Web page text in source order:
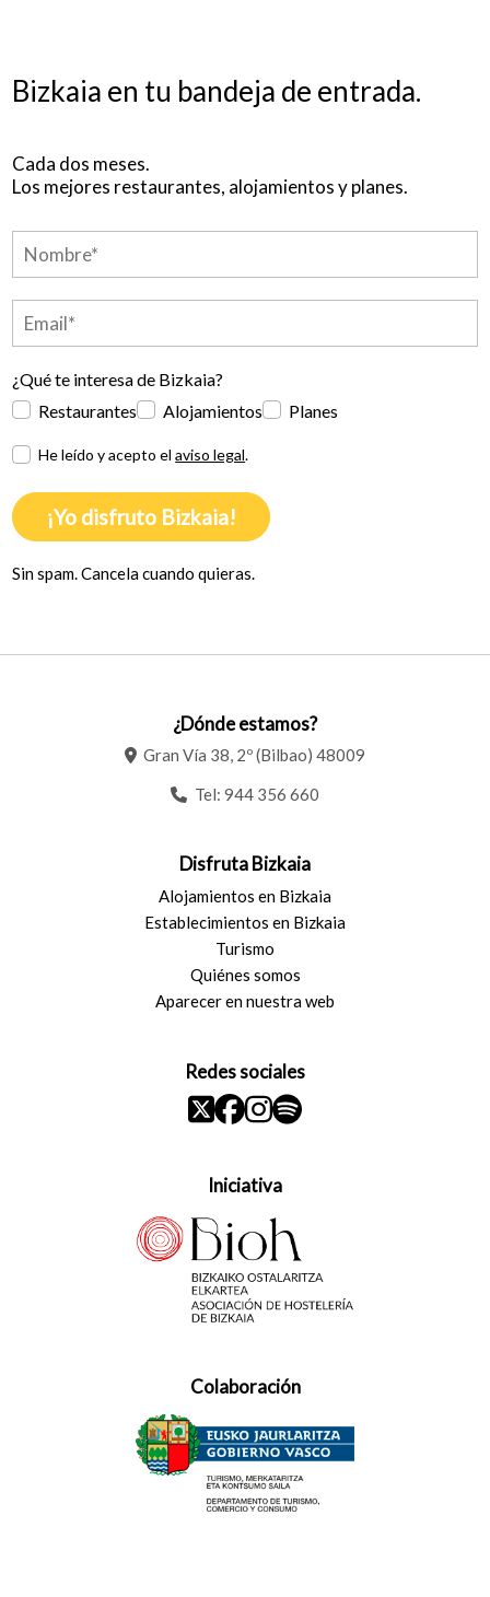
Bizkaia en tu bandeja de entrada.
Cada dos meses.
Los mejores restaurantes, alojamientos y planes.
¿Qué te interesa de Bizkaia?
Restaurantes
Alojamientos Planes
He leído y acepto elaviso legal.
¡Yo disfruto Bizkaia!
Sin spam. Cancela cuando quieras.
¿Dónde estamos?
Gran Vía 38, 2º (Bilbao) 48009
Tel: 944 356 660
Disfruta Bizkaia
Alojamientos en Bizkaia
Establecimientos en Bizkaia
Turismo
Quiénes somos
Aparecer en nuestra web
Redes sociales
Iniciativa
Colaboración